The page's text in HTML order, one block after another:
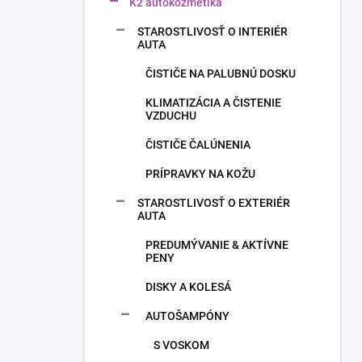
STAROSTLIVOSŤ O INTERIÉR
AUTA
ČISTIČE NA PALUBNÚ DOSKU
KLIMATIZÁCIA A ČISTENIE
VZDUCHU
ČISTIČE ČALÚNENIA
PRÍPRAVKY NA KOŽU
STAROSTLIVOSŤ O EXTERIÉR
AUTA
PREDUMÝVANIE & AKTÍVNE
PENY
DISKY A KOLESÁ
AUTOŠAMPÓNY
S VOSKOM